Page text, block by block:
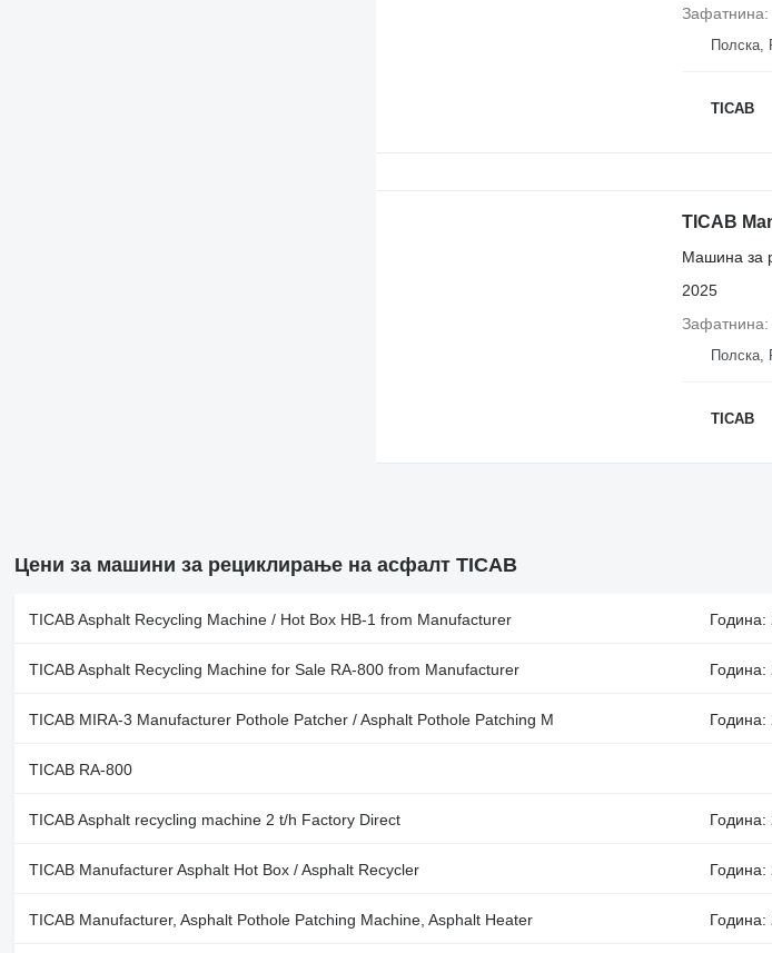
Зафатнина
Полска,
TICAB
TICAB
Машина за
2025
Зафатнина
Полска,
TICAB
Цени за машини за рециклирање на асфалт TICAB
TICAB Asphalt Recycling Machine / Hot Box HB-1 from Manufacturer Година:
TICAB Asphalt Recycling Machine for Sale RA-800 from Manufacturer Година:
TICAB MIRA-3 Manufacturer Pothole Patcher / Asphalt Pothole Patching M Година:
TICAB RA-800
TICAB Asphalt recycling machine 2 t/h Factory Direct Година:
TICAB Manufacturer Asphalt Hot Box / Asphalt Recycler Година:
TICAB Manufacturer, Asphalt Pothole Patching Machine, Asphalt Heater Година: